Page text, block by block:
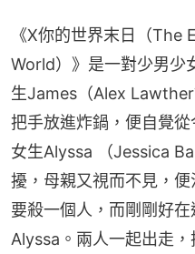
《X你的世界末日（
World）》是一對少男少
生James（Alex
把手放進炸鍋，便自覺從
女生Alyssa （Jessica
擾，母親又視而不見，
要殺一個人，而剛剛好
Alyssa。兩人一起出走